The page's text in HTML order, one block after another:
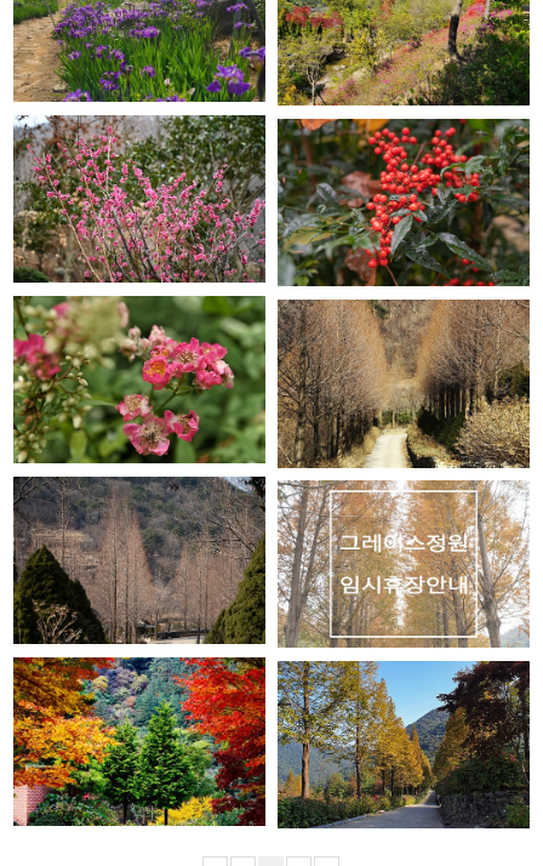
GRACE GARDEN GRACE GARDEN
GRACE GARDEN GRACE GARDEN
GRACE GARDEN GRACE GARDEN
GRACE GARDEN GRACE GARDEN
GRACE GARDEN GRACE GARDEN